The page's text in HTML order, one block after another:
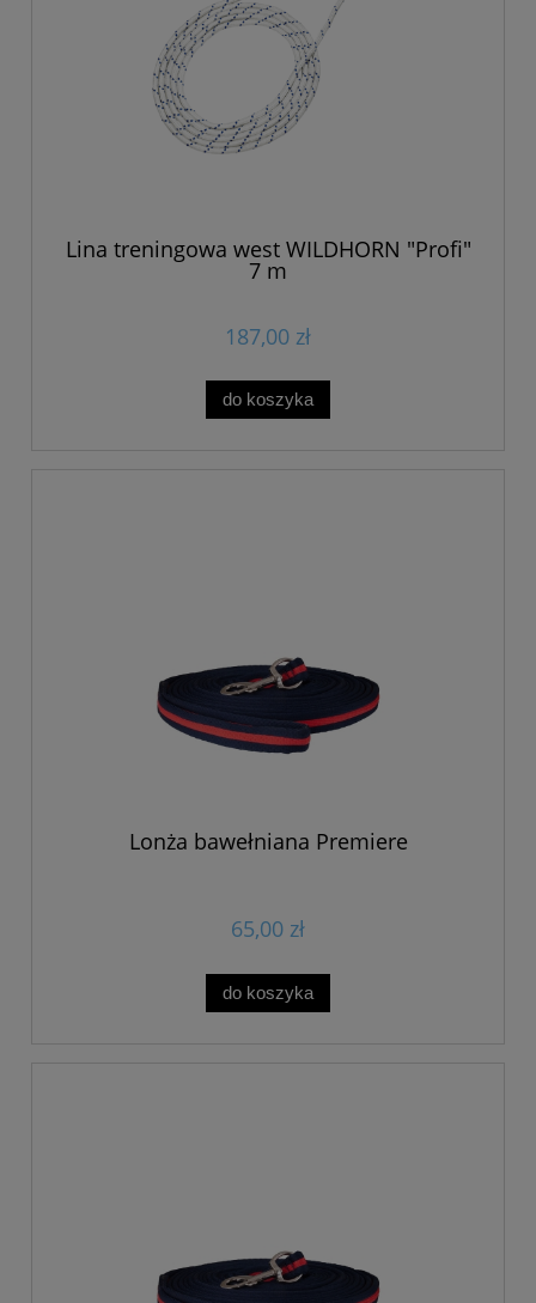
Lina treningowa west WILDHORN "Profi"
7 m
187,00 zł
do koszyka
Lonża bawełniana Premiere
65,00 zł
do koszyka